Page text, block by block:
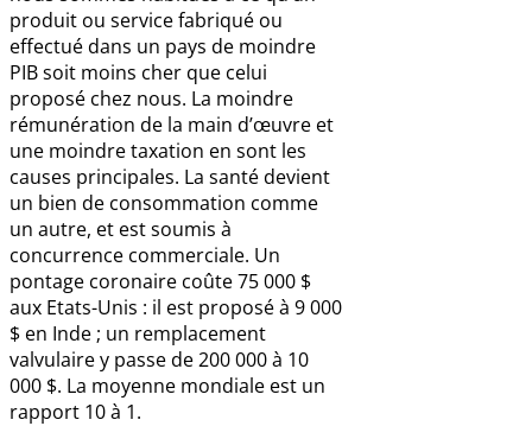
produit ou service fabriqué ou
effectué dans un pays de moindre
PIB soit moins cher que celui
proposé chez nous. La moindre
rémunération de la main d’œuvre et
une moindre taxation en sont les
causes principales. La santé devient
un bien de consommation comme
un autre, et est soumis à
concurrence commerciale. Un
pontage coronaire coûte 75 000 $
aux Etats-Unis : il est proposé à 9 000
$ en Inde ; un remplacement
valvulaire y passe de 200 000 à 10
000 $. La moyenne mondiale est un
rapport 10 à 1.